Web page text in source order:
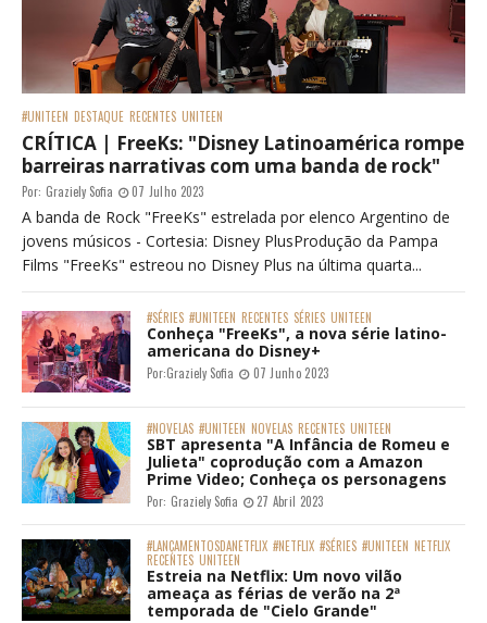
#UNITEEN DESTAQUE RECENTES UNITEEN
CRÍTICA | FreeKs: "Disney Latinoamérica rompe
barreiras narrativas com uma banda de rock"
Por: Graziely Sofia 07 Julho 2023
A banda de Rock "FreeKs" estrelada por elenco Argentino de
jovens músicos - Cortesia: Disney PlusProdução da Pampa
Films "FreeKs" estreou no Disney Plus na última quarta...
#SÉRIES #UNITEEN RECENTES SÉRIES UNITEEN
Conheça "FreeKs", a nova série latino-
americana do Disney+
Por:Graziely Sofia 07 Junho 2023
#NOVELAS #UNITEEN NOVELAS RECENTES UNITEEN
SBT apresenta "A Infância de Romeu e
Julieta" coprodução com a Amazon
Prime Video; Conheça os personagens
Por: Graziely Sofia 27 Abril 2023
#LANÇAMENTOSDANETFLIX #NETFLIX #SÉRIES #UNITEEN NETFLIX
RECENTES UNITEEN
Estreia na Netflix: Um novo vilão
ameaça as férias de verão na 2ª
temporada de "Cielo Grande"